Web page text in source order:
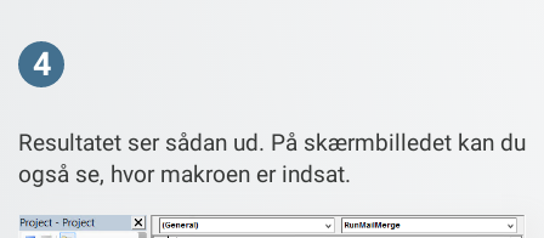
4
Resultatet ser sådan ud. På skærmbilledet kan du
også se, hvor makroen er indsat.